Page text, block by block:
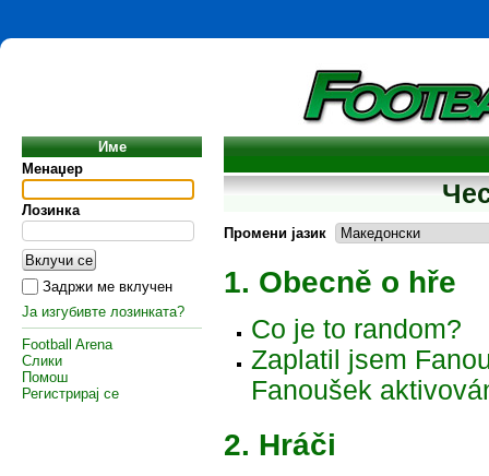
Име
Менаџер
Лозинка
Задржи ме вклучен
Ја изгубивте лозинката?
Football Arena
Слики
Помош
Регистрирај се
Промени јазик
1. Obecně o hře
Co je to random?
Zaplatil jsem
Fanoušek
2. Hráči